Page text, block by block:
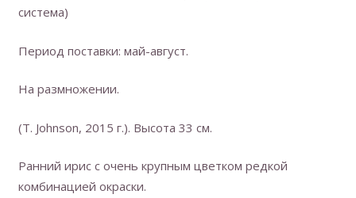
система)
Период поставки: май-август.
На размножении.
(Т. Johnson, 2015 г.). Высота 33 см.
Ранний ирис с очень крупным цветком редкой
комбинацией окраски.